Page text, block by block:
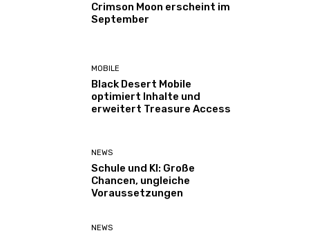
Crimson Moon erscheint im
September
MOBILE
Black Desert Mobile
optimiert Inhalte und
erweitert Treasure Access
NEWS
Schule und KI: Große
Chancen, ungleiche
Voraussetzungen
NEWS